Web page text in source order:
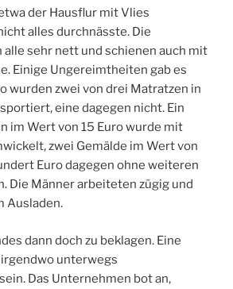
der Hausflur mit Vlies
alles durchnässte. Die
sehr nett und schienen auch mit
Einige Ungereimtheiten gab es
wurden zwei von drei Matratzen in
eine dagegen nicht. Ein
im Wert von 15 Euro wurde mit
zwei Gemälde im Wert von
Euro dagegen ohne weiteren
Die Männer arbeiteten zügig und
Ausladen.
dann doch zu beklagen. Eine
unterwegs
Das Unternehmen bot an,